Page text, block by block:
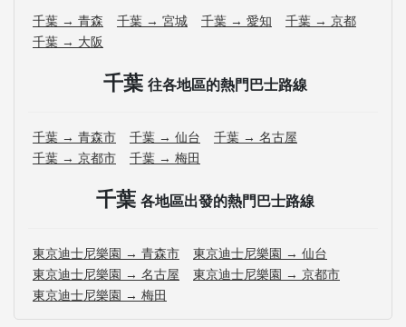
千葉 → 青森 千葉 → 宮城 千葉 → 愛知
千葉 → 京都
千葉 → 大阪
千葉 往各地區的熱門巴士路線
千葉 → 青森市 千葉 → 仙台
千葉 → 名古屋
千葉 → 京都市
千葉 → 梅田
千葉 各地區出發的熱門巴士路線
東京迪士尼樂園 → 青森市
東京迪士尼樂園 → 仙台
東京迪士尼樂園 → 名古屋
東京迪士尼樂園 → 京都市
東京迪士尼樂園 → 梅田